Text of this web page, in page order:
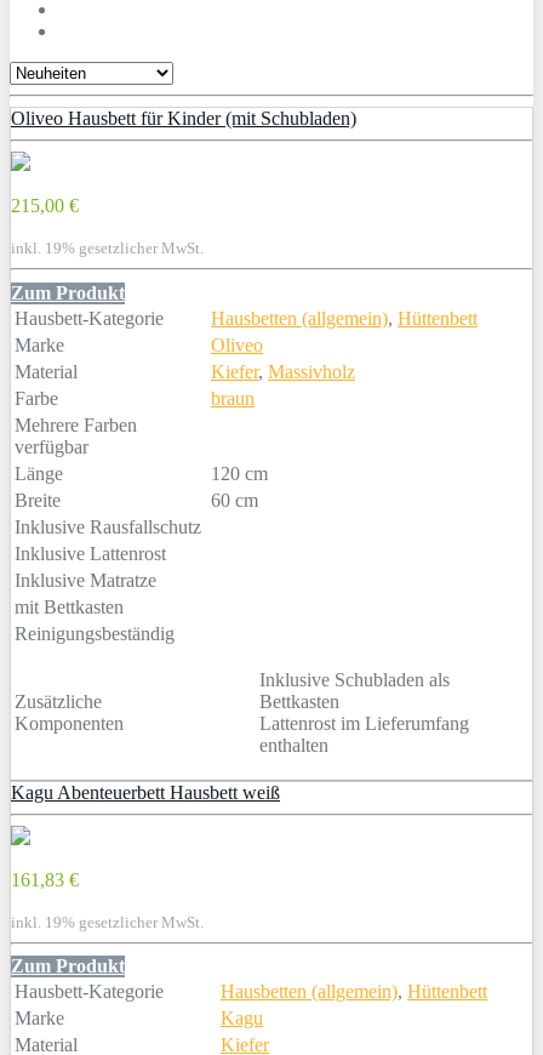
Oliveo Hausbett für Kinder (mit Schubladen)
215,00 €
inkl. 19% gesetzlicher MwSt.
Zum Produkt
Hausbett-Kategorie
Hausbetten (allgemein), Hüttenbett
Marke
Oliveo
Material
Kiefer, Massivholz
Farbe
braun
Mehrere Farben
verfügbar
Länge
120 cm
Breite
60 cm
Inklusive Rausfallschutz
Inklusive Lattenrost
Inklusive Matratze
mit Bettkasten
Reinigungsbeständig
Zusätzliche
Komponenten
Inklusive Schubladen als
Bettkasten
Lattenrost im Lieferumfang
enthalten
Kagu Abenteuerbett Hausbett weiß
161,83 €
inkl. 19% gesetzlicher MwSt.
Zum Produkt
Hausbett-Kategorie
Hausbetten (allgemein), Hüttenbett
Marke
Kagu
Material
Kiefer